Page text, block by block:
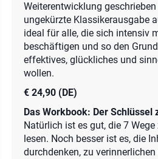
Weiterentwicklung
ungekürzte Klassikerausgabe
ideal für alle, die sich intensiv
beschäftigen und so den
effektives, glückliches und
wollen.
€ 24,90 (DE)
Das Workbook: Der Schlüssel
Natürlich ist es gut, die 7
lesen. Noch besser ist es, die
durchdenken, zu